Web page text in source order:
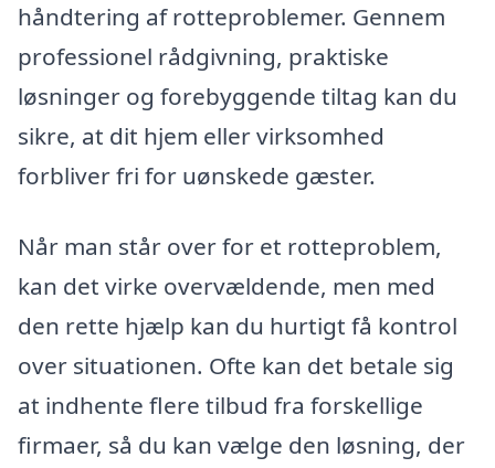
håndtering af rotteproblemer. Gennem
professionel rådgivning, praktiske
løsninger og forebyggende tiltag kan du
sikre, at dit hjem eller virksomhed
forbliver fri for uønskede gæster.
Når man står over for et rotteproblem,
kan det virke overvældende, men med
den rette hjælp kan du hurtigt få kontrol
over situationen. Ofte kan det betale sig
at indhente flere tilbud fra forskellige
firmaer, så du kan vælge den løsning, der